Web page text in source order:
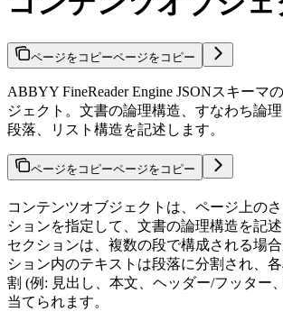
ページをコピーページをコピー
ABBYY FineReader Engine JSONスキーマ
ジェクト。文書の論理構造、すなわち論理
段落、リスト構造を記述します。
ページをコピーページをコピー
コンテンツオブジェクトは、ページ上の
ションを指定して、文書の論理構造を記
セクションは、複数の段で構成される場
ション内のテキストは段落に分割され、
割 (例: 見出し、本文、ヘッダー/フッター
当てられます。